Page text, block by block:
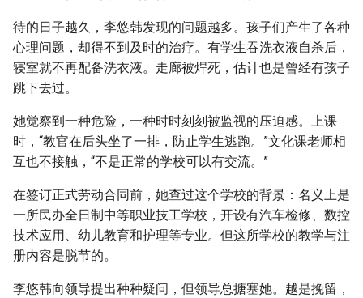
待的日子越久，李悠韩发现的问题越多。孩子们产生了各种
心理问题，却得不到及时的治疗。有学生吞洗衣液自杀后，
寝室就不再配备洗衣液。走廊被焊死，估计也是曾经有孩子
跳下去过。
她觉察到一种危险，一种时时刻刻被监视的压迫感。上课
时，“教官在后头坐了一排，防止学生逃跑。”文化课老师相
互也不接触，“不是正常的学校可以有交流。”
在签订正式劳动合同前，她查过这个学校的背景：名义上是
一所民办全日制中等职业技工学校，开设有汽车检修、数控
技术应用、幼儿教育和护理等专业。但这所学校的教学与注
册内容是脱节的。
李悠韩向领导提出种种疑问，但领导总搪塞她。越是挽留，